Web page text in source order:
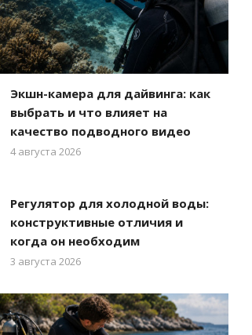
Экшн-камера для дайвинга: как
выбрать и что влияет на
качество подводного видео
4 августа 2026
Регулятор для холодной воды:
конструктивные отличия и
когда он необходим
3 августа 2026